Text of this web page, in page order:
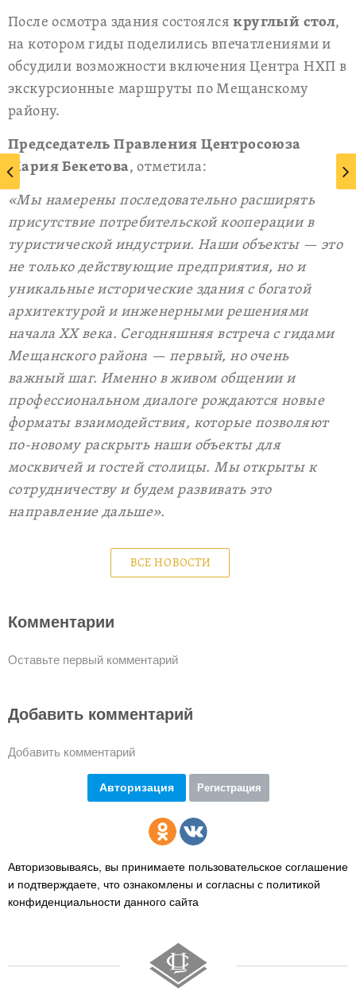
После осмотра здания состоялсякруглый стол,
на котором гиды поделились впечатлениями и
обсудили возможности включения Центра НХП в
экскурсионные маршруты по Мещанскому
району.
Председатель Правления Центросоюза
Мария Бекетова, отметила:
«Мы намерены последовательно расширять
присутствие потребительской кооперации в
туристической индустрии. Наши объекты — это
не только действующие предприятия, но и
уникальные исторические здания с богатой
архитектурой и инженерными решениями
начала XX века. Сегодняшняя встреча с гидами
Мещанского района — первый, но очень
важный шаг. Именно в живом общении и
профессиональном диалоге рождаются новые
форматы взаимодействия, которые позволяют
по-новому раскрыть наши объекты для
москвичей и гостей столицы. Мы открыты к
сотрудничеству и будем развивать это
направление дальше».
ВСЕ НОВОСТИ
Комментарии
Оставьте первый комментарий
Добавить комментарий
Добавить комментарий
Авторизация Регистрация
Авторизовываясь, вы принимаете пользовательское соглашение
и подтверждаете, что ознакомлены и согласны с политикой
конфиденциальности данного сайта